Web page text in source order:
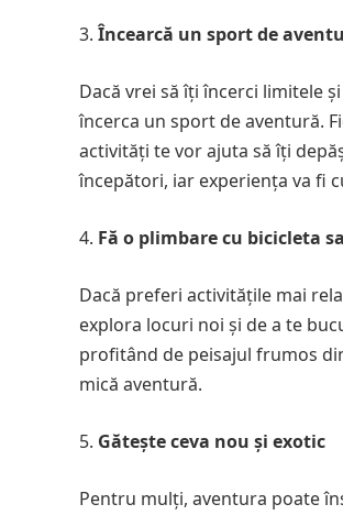
Încearcă un sport de
Dacă vrei să îți încerci limitele
încerca un sport de aventură.
activități te vor ajuta să îți
începători, iar experiența va fi
Fă o plimbare cu bicicleta
Dacă preferi activitățile mai
explora locuri noi și de a te
profitând de peisajul frumos
mică aventură.
Gătește ceva nou și exotic
Pentru mulți, aventura poate